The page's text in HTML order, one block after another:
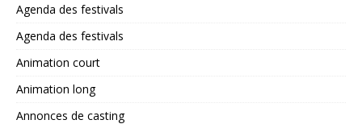
Agenda des festivals
Agenda des festivals
Animation court
Animation long
Annonces de casting